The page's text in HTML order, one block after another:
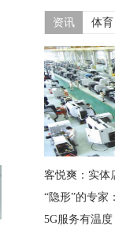
资讯 体育
客悦爽：实体
“隐形”的专家
5G服务有温